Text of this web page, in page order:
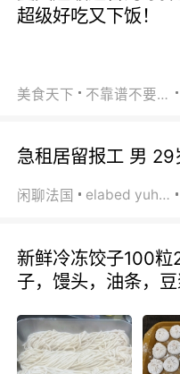
超级好吃又下饭！
美食天下 不靠谱不要联系
急租居留报工 男 29
闲聊法国 elabed yuhua
新鲜冷冻饺子100
子，馒头，油条，豆